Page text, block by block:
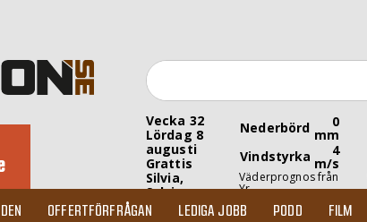
Vecka 32
Lördag 8
augusti
Grattis
Silvia,
Sylvia
Nederbörd 0
mm
Vindstyrka
4
m/s
Väderprognos från
Yr
OFFERTFÖRFRÅGAN LEDIGA JOBB PODD FILM